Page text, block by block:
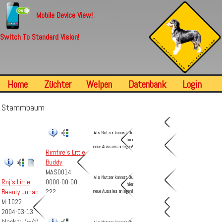
Mobile Device View!
Switch To Standard Vision!
Home Züchter Welpen Datenbank Login
Stammbaum
Als Nutzer kannst Du
hier
neue Aussies anlegen!
Rimfire's Little
Buddy
MAS0014
0000-00-00
???
Rnj's Little
Beauty Jonah
M-1022
2004-03-13
Als Nutzer kannst Du
hier
neue Aussies anlegen!